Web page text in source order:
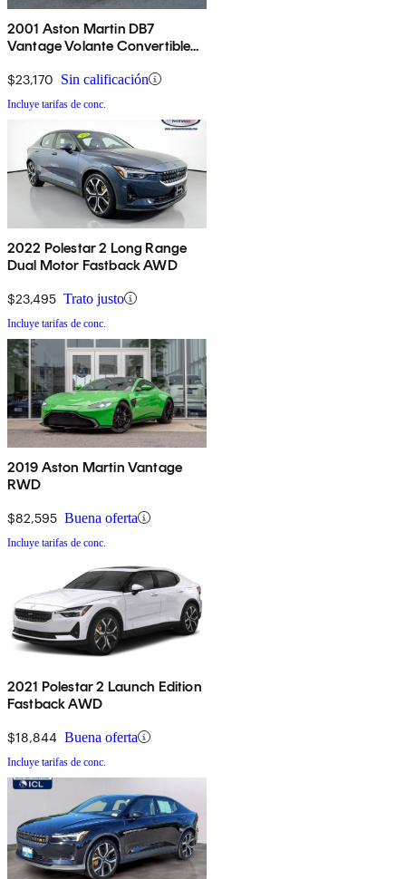
2001 Aston Martin DB7
Vantage Volante Convertible
$23,170 Sin calificación
Incluye tarifas de conc.
2022 Polestar 2 Long Range
Dual Motor Fastback AWD
$23,495 Trato justo
Incluye tarifas de conc.
2019 Aston Martin Vantage
RWD
$82,595 Buena oferta
Incluye tarifas de conc.
2021 Polestar 2 Launch Edition
Fastback AWD
$18,844 Buena oferta
Incluye tarifas de conc.